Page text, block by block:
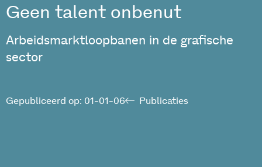
Geen talent onbenut
Arbeidsmarktloopbanen in de grafische
sector
Publicaties
Gepubliceerd op: 01-01-06